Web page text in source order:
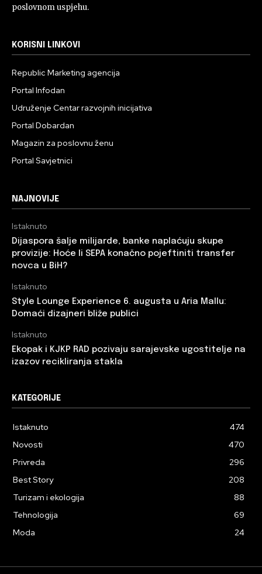
poslovnom uspjehu.
KORISNI LINKOVI
Republic Marketing agencija
Portal Infodan
Udruženje Centar razvojnih inicijativa
Portal Dobardan
Magazin za poslovnu ženu
Portal Savjetnici
NAJNOVIJE
Istaknuto
Dijaspora šalje milijarde, banke naplaćuju skupe
provizije: Hoće li SEPA konačno pojeftiniti transfer
novca u BiH?
Istaknuto
Style Lounge Experience 6. augusta u Aria Mallu:
Domaći dizajneri bliže publici
Istaknuto
Ekopak i KJKP RAD pozivaju sarajevske ugostitelje na
izazov recikliranja stakla
KATEGORIJE
Istaknuto
474
Novosti
470
Privreda
296
Best Story
208
Turizam i ekologija
88
Tehnologija
69
Moda
24